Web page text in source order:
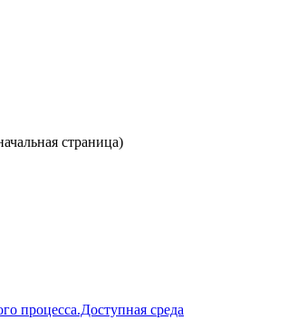
страница)
процесса.Доступная среда